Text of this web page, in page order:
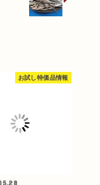
お試し特価品情報
産100％》(6月4早